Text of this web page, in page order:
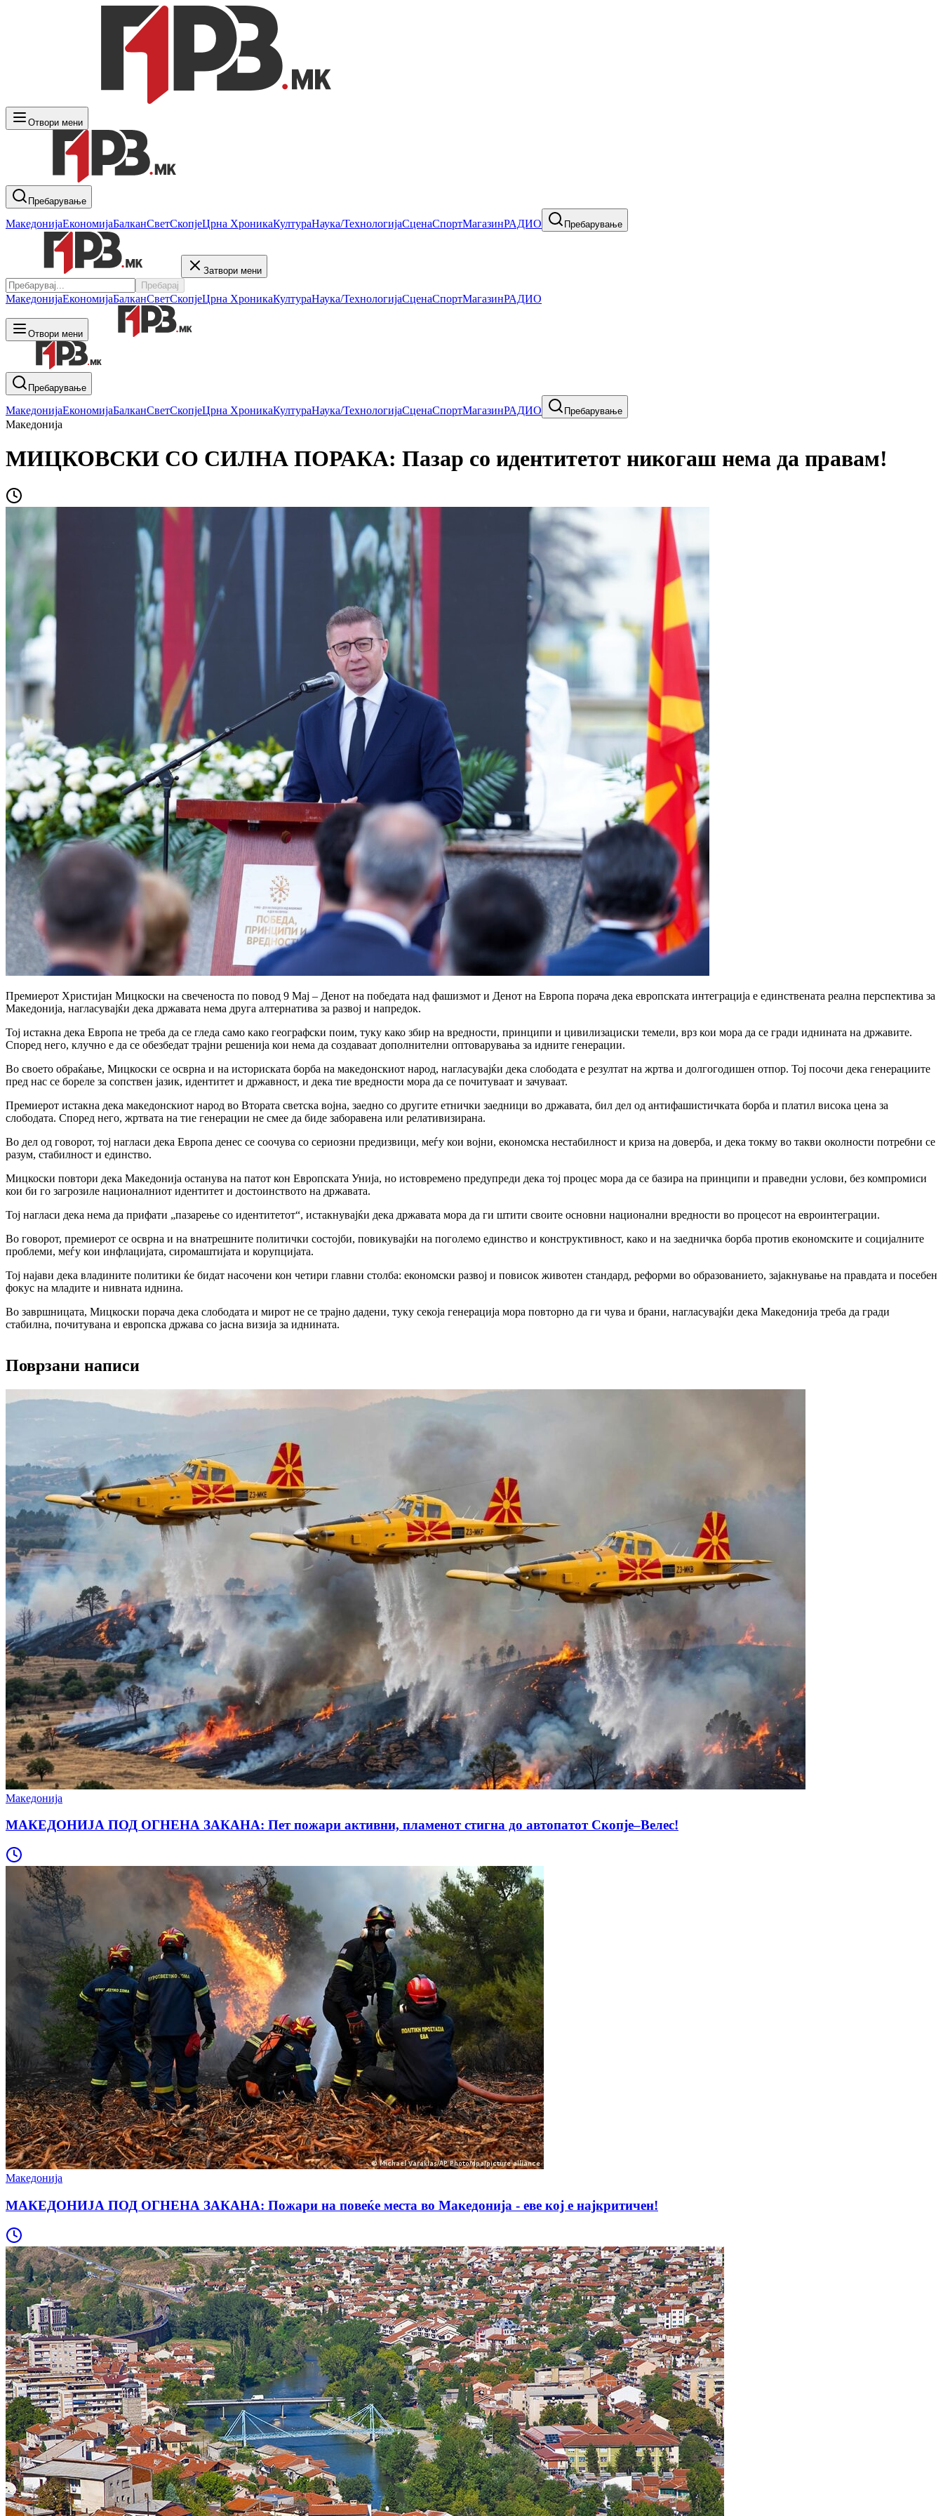
Отвори мени
Пребарување
МакедонијаЕкономијаБалканСветСкопјеЦрна ХроникаКултураНаука/ТехнологијаСценаСпортМагазинРАДИО Пребарување
Затвори мени
Пребарај
МакедонијаЕкономијаБалканСветСкопјеЦрна ХроникаКултураНаука/ТехнологијаСценаСпортМагазинРАДИО
Отвори мени
Пребарување
МакедонијаЕкономијаБалканСветСкопјеЦрна ХроникаКултураНаука/ТехнологијаСценаСпортМагазинРАДИО Пребарување
Македонија
МИЦКОВСКИ СО СИЛНА ПОРАКА: Пазар со идентитетот никогаш нема да правам!
Премиерот Христијан Мицкоски на свеченоста по повод 9 Мај – Денот на победата над фашизмот и Денот на Европа порача дека европската интеграција е единствената реална перспектива за
Македонија, нагласувајќи дека државата нема друга алтернатива за развој и напредок.
Тој истакна дека Европа не треба да се гледа само како географски поим, туку како збир на вредности, принципи и цивилизациски темели, врз кои мора да се гради иднината на државите.
Според него, клучно е да се обезбедат трајни решенија кои нема да создаваат дополнителни оптоварувања за идните генерации.
Во своето обраќање, Мицкоски се осврна и на историската борба на македонскиот народ, нагласувајќи дека слободата е резултат на жртва и долгогодишен отпор. Тој посочи дека генерациите
пред нас се бореле за сопствен јазик, идентитет и државност, и дека тие вредности мора да се почитуваат и зачуваат.
Премиерот истакна дека македонскиот народ во Втората светска војна, заедно со другите етнички заедници во државата, бил дел од антифашистичката борба и платил висока цена за
слободата. Според него, жртвата на тие генерации не смее да биде заборавена или релативизирана.
Во дел од говорот, тој нагласи дека Европа денес се соочува со сериозни предизвици, меѓу кои војни, економска нестабилност и криза на доверба, и дека токму во такви околности потребни се
разум, стабилност и единство.
Мицкоски повтори дека Македонија останува на патот кон Европската Унија, но истовремено предупреди дека тој процес мора да се базира на принципи и праведни услови, без компромиси
кои би го загрозиле националниот идентитет и достоинството на државата.
Тој нагласи дека нема да прифати „пазарење со идентитетот“, истакнувајќи дека државата мора да ги штити своите основни национални вредности во процесот на евроинтеграции.
Во говорот, премиерот се осврна и на внатрешните политички состојби, повикувајќи на поголемо единство и конструктивност, како и на заедничка борба против економските и социјалните
проблеми, меѓу кои инфлацијата, сиромаштијата и корупцијата.
Тој најави дека владините политики ќе бидат насочени кон четири главни столба: економски развој и повисок животен стандард, реформи во образованието, зајакнување на правдата и посебен
фокус на младите и нивната иднина.
Во завршницата, Мицкоски порача дека слободата и мирот не се трајно дадени, туку секоја генерација мора повторно да ги чува и брани, нагласувајќи дека Македонија треба да гради
стабилна, почитувана и европска држава со јасна визија за иднината.
Поврзани написи
Македонија
МАКЕДОНИЈА ПОД ОГНЕНА ЗАКАНА: Пет пожари активни, пламенот стигна до автопатот Скопје–Велес!
Македонија
МАКЕДОНИЈА ПОД ОГНЕНА ЗАКАНА: Пожари на повеќе места во Македонија - еве кој е најкритичен!